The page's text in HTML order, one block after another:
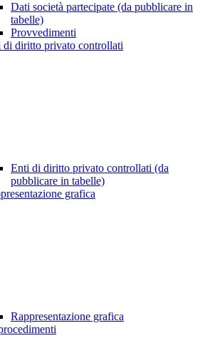
Dati società partecipate (da pubblicare in
tabelle)
Provvedimenti
di diritto privato controllati
Enti di diritto privato controllati (da
pubblicare in tabelle)
grafica
Rappresentazione grafica